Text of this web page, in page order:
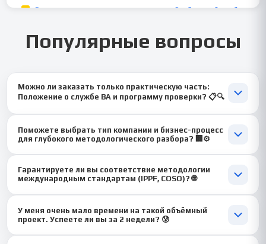
Популярные вопросы
Можно ли заказать только практическую часть:
Положение о службе ВА и программу проверки? 📋🔍
разработать для тебя полный комплект организационно-
методических документов: Устав (Хартию) службы ВА, риск-
ориентированный годовой план и детальную рабочую
программу с чек-листами для аудита конкретного процесса
(например, процесса закупок ТМЦ).
Поможете выбрать тип компании и бизнес-процесс
для глубокого методологического разбора? 🏢⚙️
варианты: «Организация службы ВА в холдинговой структуре»,
«Методология аудита процесса управления дебиторской
задолженностью в торговой компании», «Внутренний аудит
соблюдения требований по охране труда на
производственном предприятии».
Гарантируете ли вы соответствие методологии
международным стандартам (IPPF, COSO)? 🌐
специалистами (CIA, CRMA) или глубоко знакомы с этими
стандартами. Все предлагаемые подходы и документы будут
выстроены в соответствии с лучшими мировыми практиками.
У меня очень мало времени на такой объёмный
проект. Успеете ли вы за 2 недели? 😰